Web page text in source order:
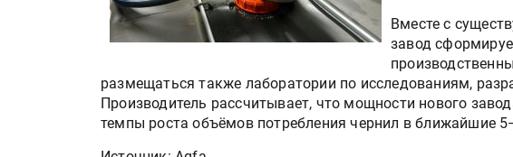
Вместе с
завод
размещаться также лаборатории по исследованиям,
Производитель рассчитывает, что мощности нового
темпы роста объёмов потребления чернил в ближайшие